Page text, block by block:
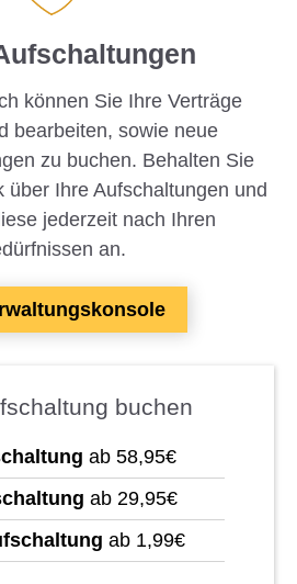
können Sie Ihre Verträge
bearbeiten, sowie neue
zu buchen. Behalten Sie
über Ihre Aufschaltungen und
jederzeit nach Ihren
an.
buchen
ab 58,95€
ab 29,95€
ab 1,99€